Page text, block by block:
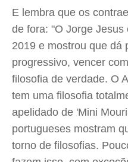
E lembra que os
de fora: "O Jorge
2019 e mostrou que dá
progressivo, vencer
filosofia de verdade. O
tem uma filosofia
apelidado de 'Mini
portugueses mostram
torno de filosofias.